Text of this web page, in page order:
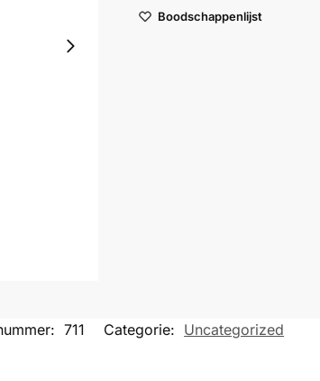
Boodschappenlijst
711 Categorie: Uncategorized